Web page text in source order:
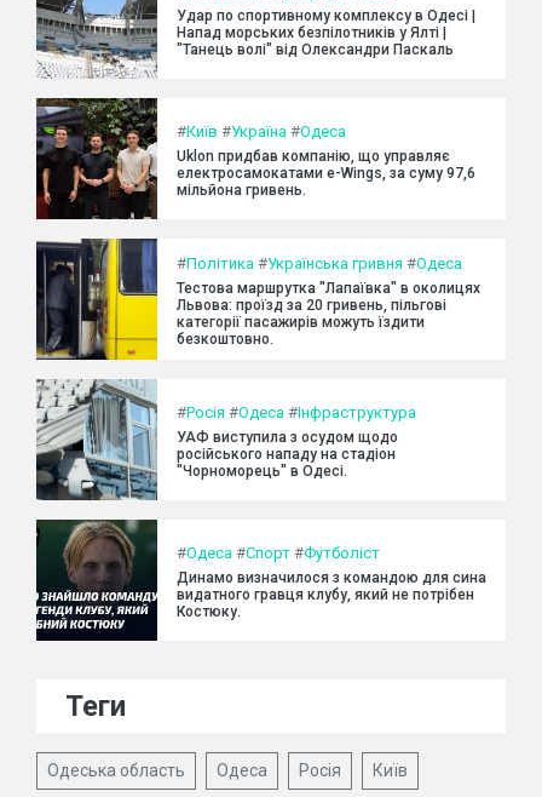
Удар по спортивному комплексу в Одесі |
Напад морських безпілотників у Ялті |
"Танець волі" від Олександри Паскаль
#Київ #Україна #Одеса
Uklon придбав компанію, що управляє
електросамокатами e-Wings, за суму 97,6
мільйона гривень.
#Політика #Українська гривня #Одеса
Тестова маршрутка "Лапаївка" в околицях
Львова: проїзд за 20 гривень, пільгові
категорії пасажирів можуть їздити
безкоштовно.
#Росія #Одеса #Інфраструктура
УАФ виступила з осудом щодо
російського нападу на стадіон
"Чорноморець" в Одесі.
#Одеса #Спорт #Футболіст
Динамо визначилося з командою для сина
видатного гравця клубу, який не потрібен
Костюку.
Теги
Одеська область Одеса Росія Київ